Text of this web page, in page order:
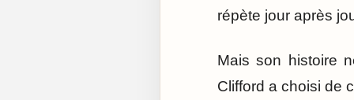
répète jour après
Mais son histoire
Clifford a choisi de